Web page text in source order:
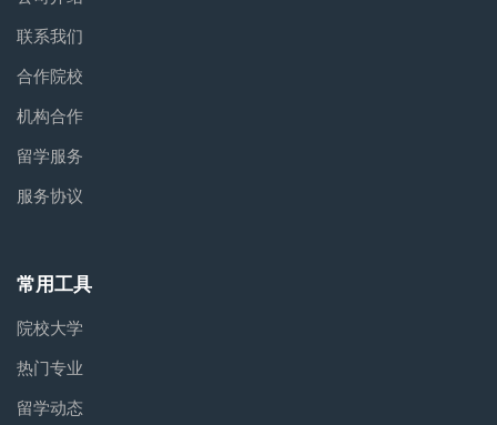
联系我们
合作院校
机构合作
留学服务
服务协议
常用工具
院校大学
热门专业
留学动态